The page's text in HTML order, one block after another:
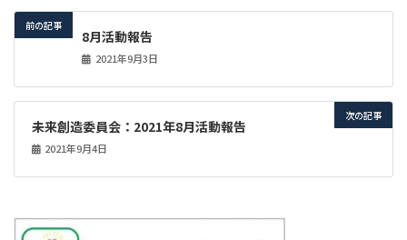
前の記事
8月活動報告
2021年9月3日
次の記事
未来創造委員会：2021年8月活動報告
2021年9月4日